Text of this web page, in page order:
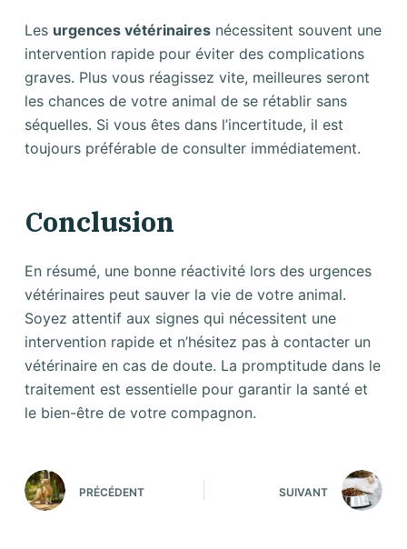
Les urgences vétérinairesnécessitent souvent une
intervention rapide pour éviter des complications
graves. Plus vous réagissez vite, meilleures seront
les chances de votre animal de se rétablir sans
séquelles. Si vous êtes dans l’incertitude, il est
toujours préférable de consulter immédiatement.
Conclusion
En résumé, une bonne réactivité lors des urgences
vétérinaires peut sauver la vie de votre animal.
Soyez attentif aux signes qui nécessitent une
intervention rapide et n’hésitez pas à contacter un
vétérinaire en cas de doute. La promptitude dans le
traitement est essentielle pour garantir la santé et
le bien-être de votre compagnon.
PRÉCÉDENT SUIVANT